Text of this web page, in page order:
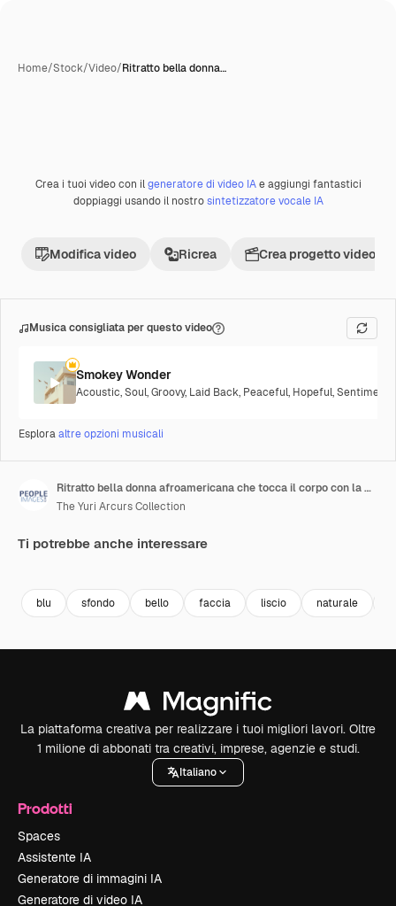
Home/Stock/Video/Ritratto bella donna…
Premium
Crea i tuoi video con ilgeneratore di video IAe aggiungi fantastici
doppiaggi usando il nostrosintetizzatore vocale IA
Modifica video Ricrea Crea progetto video
Musica consigliata per questo video
Smokey Wonder
Acoustic,Soul,Groovy, Laid Back, Peaceful, Hopeful,
Esploraaltre opzioni musicali
Ritratto bella donna afroamericana che tocca il corpo con la mano accarezza pelle liscia sana che gode di perfetta bellezza naturale che sembra sicura sullo sfondo blu concetto di cura della pelle
The Yuri Arcurs Collection
Ti potrebbe anche interessare
blu sfondo bello faccia liscio naturale
La piattaforma creativa per realizzare i tuoi migliori lavori. Oltre
1 milione di abbonati tra creativi, imprese, agenzie e studi.
Italiano
Prodotti
Spaces
Assistente IA
Generatore di immagini IA
Generatore di video IA